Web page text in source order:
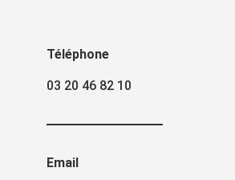
Téléphone
03 20 46 82 10
Email